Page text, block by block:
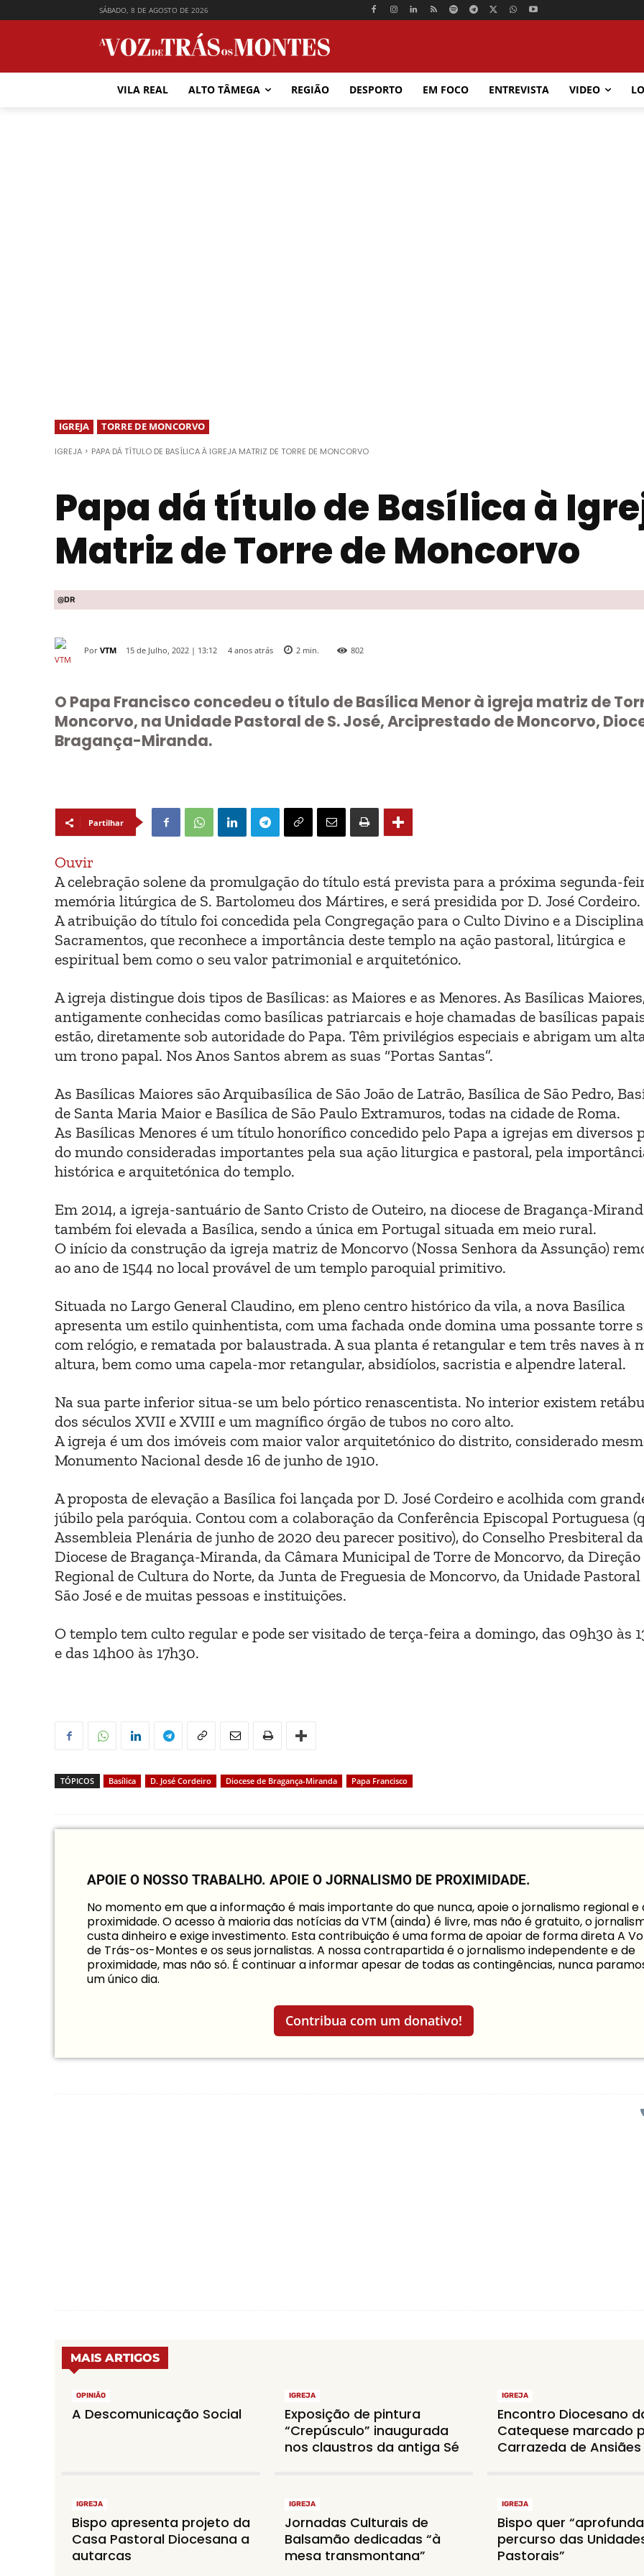
SÁBADO, 8 DE AGOSTO DE 2026
VILA REAL ALTO TÂMEGA REGIÃO DESPORTO EM FOCO ENTREVISTA VIDEO
IGREJA TORRE DE MONCORVO
IGREJA PAPA DÁ TÍTULO DE BASÍLICA À IGREJA MATRIZ DE TORRE DE MONCORVO
Papa dá título de Basílica à
Matriz de Torre de Moncorvo
@DR
Por VTM 15 de Julho, 2022 | 13:12 4 anos atrás 2 min. 802
O Papa Francisco concedeu o título de Basílica Menor à igreja matriz de
Moncorvo, na Unidade Pastoral de S. José, Arciprestado de Moncorvo,
Bragança-Miranda.
Partilhar
Ouvir
A celebração solene da promulgação do título está prevista para a próxima segunda-
memória litúrgica de S. Bartolomeu dos Mártires, e será presidida por D. José Cordeiro.
A atribuição do título foi concedida pela Congregação para o Culto Divino e a
Sacramentos, que reconhece a importância deste templo na ação pastoral, litúrgica e
espiritual bem como o seu valor patrimonial e arquitetónico.
A igreja distingue dois tipos de Basílicas: as Maiores e as Menores. As Basílicas
antigamente conhecidas como basílicas patriarcais e hoje chamadas de basílicas
estão, diretamente sob autoridade do Papa. Têm privilégios especiais e abrigam um
um trono papal. Nos Anos Santos abrem as suas “Portas Santas”.
As Basílicas Maiores são Arquibasílica de São João de Latrão, Basílica de São Pedro,
de Santa Maria Maior e Basílica de São Paulo Extramuros, todas na cidade de Roma.
As Basílicas Menores é um título honorífico concedido pelo Papa a igrejas em diversos
do mundo consideradas importantes pela sua ação liturgica e pastoral, pela
histórica e arquitetónica do templo.
Em 2014, a igreja-santuário de Santo Cristo de Outeiro, na diocese de Bragança-
também foi elevada a Basílica, sendo a única em Portugal situada em meio rural.
O início da construção da igreja matriz de Moncorvo (Nossa Senhora da Assunção)
ao ano de 1544 no local provável de um templo paroquial primitivo.
Situada no Largo General Claudino, em pleno centro histórico da vila, a nova Basílica
apresenta um estilo quinhentista, com uma fachada onde domina uma possante torre
com relógio, e rematada por balaustrada. A sua planta é retangular e tem três naves à
altura, bem como uma capela-mor retangular, absidíolos, sacristia e alpendre lateral.
Na sua parte inferior situa-se um belo pórtico renascentista. No interior existem
dos séculos XVII e XVIII e um magnífico órgão de tubos no coro alto.
A igreja é um dos imóveis com maior valor arquitetónico do distrito, considerado
Monumento Nacional desde 16 de junho de 1910.
A proposta de elevação a Basílica foi lançada por D. José Cordeiro e acolhida com
júbilo pela paróquia. Contou com a colaboração da Conferência Episcopal Portuguesa
Assembleia Plenária de junho de 2020 deu parecer positivo), do Conselho Presbiteral da
Diocese de Bragança-Miranda, da Câmara Municipal de Torre de Moncorvo, da Direção
Regional de Cultura do Norte, da Junta de Freguesia de Moncorvo, da Unidade Pastoral
São José e de muitas pessoas e instituições.
O templo tem culto regular e pode ser visitado de terça-feira a domingo, das 09h30 às
e das 14h00 às 17h30.
TÓPICOS Basílica D. José Cordeiro Diocese de Bragança-Miranda Papa Francisco
APOIE O NOSSO TRABALHO. APOIE O JORNALISMO DE PROXIMIDADE.
No momento em que a informação é mais importante do que nunca, apoie o jornalismo regional e
proximidade. O acesso à maioria das notícias da VTM (ainda) é livre, mas não é gratuito, o
custa dinheiro e exige investimento. Esta contribuição é uma forma de apoiar de forma direta A
de Trás-os-Montes e os seus jornalistas. A nossa contrapartida é o jornalismo independente e de
proximidade, mas não só. É continuar a informar apesar de todas as contingências, nunca
um único dia.
Contribua com um donativo!
MAIS ARTIGOS
OPINIÃO
A Descomunicação Social
IGREJA
Exposição de pintura
“Crepúsculo” inaugurada
nos claustros da antiga Sé
IGREJA
Encontro Diocesano
Catequese marcado
Carrazeda de Ansiães
IGREJA
Bispo apresenta projeto da
Casa Pastoral Diocesana a
autarcas
IGREJA
Jornadas Culturais de
Balsamão dedicadas “à
mesa transmontana”
IGREJA
Bispo quer
percurso das
Pastorais”